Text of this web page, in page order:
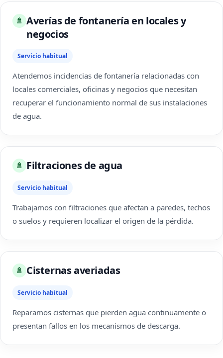
🚿 Averías de fontanería en locales y
negocios
Servicio habitual
Atendemos incidencias de fontanería relacionadas con
locales comerciales, oficinas y negocios que necesitan
recuperar el funcionamiento normal de sus instalaciones
de agua.
🚿 Filtraciones de agua
Servicio habitual
Trabajamos con filtraciones que afectan a paredes, techos
o suelos y requieren localizar el origen de la pérdida.
🚿 Cisternas averiadas
Servicio habitual
Reparamos cisternas que pierden agua continuamente o
presentan fallos en los mecanismos de descarga.